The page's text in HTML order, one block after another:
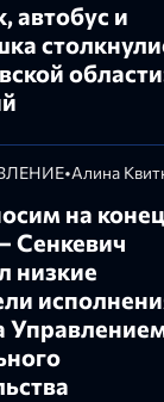
На
автобус и
•Алина
на конец
Сенкевич
низкие